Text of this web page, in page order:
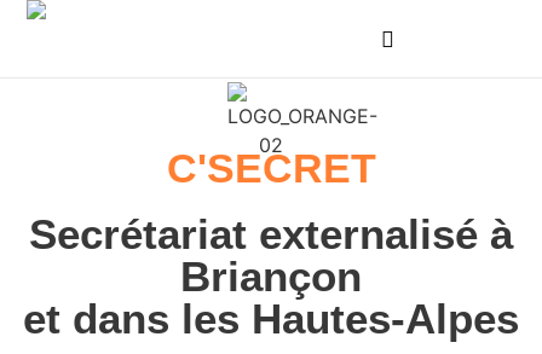
C'SECRET
Secrétariat externalisé à
Briançon
et dans les Hautes-Alpes